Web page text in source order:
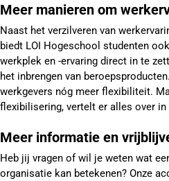
Meer manieren om
Naast het verzilveren van
biedt LOI Hogeschool studenten
werkplek en -ervaring direct in te
het inbrengen van
werkgevers nóg meer flexibiliteit.
flexibilisering, vertelt er alles over in
Meer informatie en
Heb jij vragen of wil je weten wat
organisatie kan betekenen? Onze